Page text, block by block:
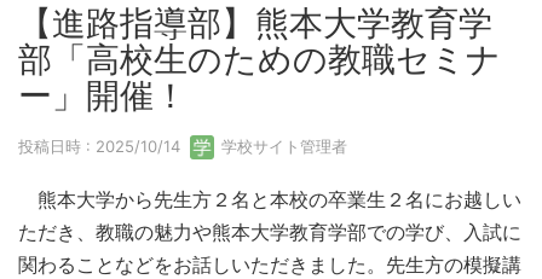
【進路指導部】熊本大学教育学
部「高校生のための教職セミナ
ー」開催！
投稿日時 : 2025/10/14 学校サイト管理者
熊本大学から先生方２名と本校の卒業生２名にお越しい
ただき、教職の魅力や熊本大学教育学部での学び、入試に
関わることなどをお話しいただきました。先生方の模擬講